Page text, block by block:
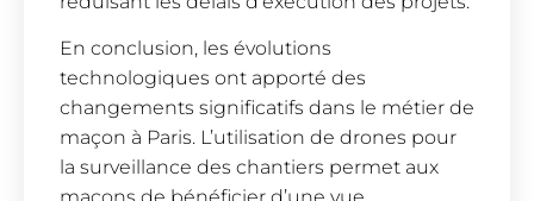
En conclusion, les évolutions
technologiques ont apporté des
changements significatifs dans le métier de
maçon à Paris. L’utilisation de drones pour
la surveillance des chantiers permet aux